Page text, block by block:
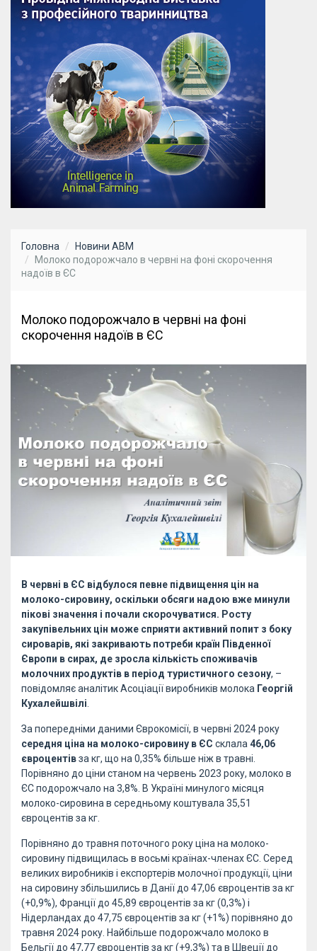
Головна
Новини АВМ
Молоко подорожчало в червні на фоні скорочення
надоїв в ЄС
Молоко подорожчало в червні на фоні
скорочення надоїв в ЄС
В червні в ЄС відбулося певне підвищення цін на
молоко-сировину, оскільки обсяги надою вже минули
пікові значення і почали скорочуватися. Росту
закупівельних цін може сприяти активний попит з боку
сироварів, які закривають потреби країн Південної
Європи в сирах, де зросла кількість споживачів
молочних продуктів в період туристичного сезону, –
повідомляє аналітик Асоціації виробників молока Георгій
Кухалейшвілі
За попередніми даними Єврокомісії, в червні 2024 року
середня ціна на молоко-сировину в ЄС склала 46,06
євроцентівза кг, що на 0,35% більше ніж в травні.
Порівняно до ціни станом на червень 2023 року, молоко в
ЄС подорожчало на 3,8%. В Україні минулого місяця
молоко-сировина в середньому коштувала 35,51
євроцентів за кг.
Порівняно до травня поточного року ціна на молоко-
сировину підвищилась в восьмі країнах-членах ЄС. Серед
великих виробників і експортерів молочної продукції, ціни
на сировину збільшились в Данії до 47,06 євроцентів за кг
(+0,9%), Франції до 45,89 євроцентів за кг (0,3%) і
Нідерландах до 47,75 євроцентів за кг (+1%) порівняно до
травня 2024 року. Найбільше подорожчало молоко в
Бельгії до 47,77 євроцентів за кг (+9,3%) та в Швеції до